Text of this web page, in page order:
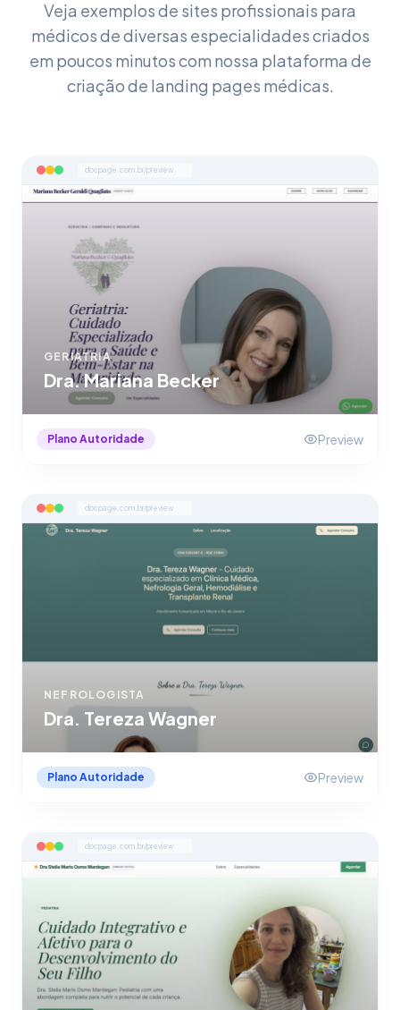
Veja exemplos de sites profissionais para
médicos de diversas especialidades criados
em poucos minutos com nossa plataforma de
criação de landing pages médicas.
docpage.com.br/preview
GERIATRIA
Dra. Mariana Becker
Plano Autoridade Preview
docpage.com.br/preview
NEFROLOGISTA
Dra. Tereza Wagner
Plano Autoridade Preview
docpage.com.br/preview